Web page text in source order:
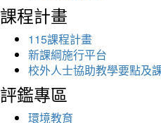
課程計畫
115課程計畫
新課綱施行平台
校外人士協助教學要點及
評鑑專區
環境教育